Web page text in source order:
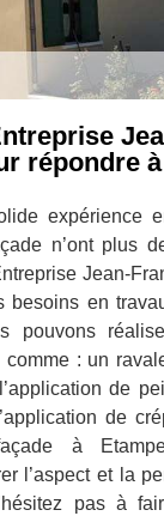
répondre
expérience
n’ont plus
Jean-
besoins en
pouvons
comme : un
de
de
à
l’aspect et la
pas à